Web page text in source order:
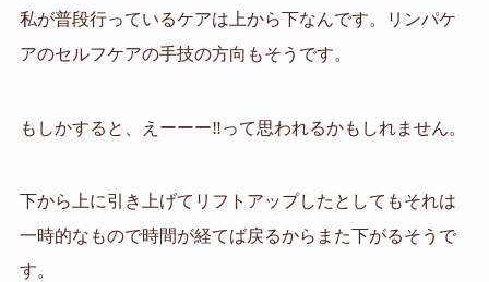
私が普段行っているケアは上から下なんです。リンパケ
アのセルフケアの手技の方向もそうです。
もしかすると、えーーー‼️って思われるかもしれません。
下から上に引き上げてリフトアップしたとしてもそれは
一時的なもので時間が経てば戻るからまた下がるそうで
す。